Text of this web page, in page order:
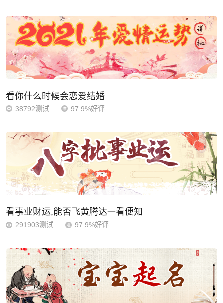
看你什么时候会恋爱结婚
38792测试 97.9%好评
看事业财运,能否飞黄腾达一看便知
291903测试 97.9%好评